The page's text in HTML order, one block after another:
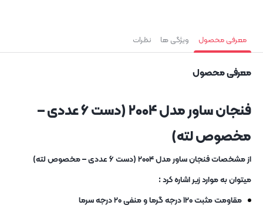
معرفی محصول ویژگی ها نظرات
معرفی محصول
فنجان ساور مدل ۲۰۰۴ (دست ۶ عددی –
مخصوص لته)
از مشخصات فنجان ساور مدل ۲۰۰۴ (دست ۶ عددی – مخصوص لته)
میتوان به موارد زیر اشاره کرد :
مقاومت مثبت ۱۲۰ درجه گرما و منفی ۲۰ درجه سرما